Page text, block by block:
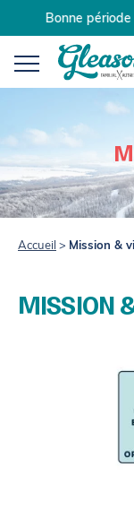
to
content
Bonne période
Accueil > Mission &
MISSION